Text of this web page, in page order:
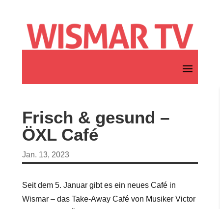
Frisch & gesund –
ÖXL Café
Jan. 13, 2023
Seit dem 5. Januar gibt es ein neues Café in
Wismar – das Take-Away Café von Musiker Victor